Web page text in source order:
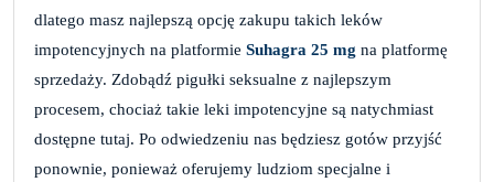
dlatego masz najlepszą opcję zakupu takich leków
impotencyjnych na platformie Suhagra 25 mg na platformę
sprzedaży. Zdobądź pigułki seksualne z najlepszym
procesem, chociaż takie leki impotencyjne są natychmiast
dostępne tutaj. Po odwiedzeniu nas będziesz gotów przyjść
ponownie, ponieważ oferujemy ludziom specjalne i